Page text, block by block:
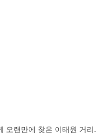
오랜만에 찾은 이태원 거리.